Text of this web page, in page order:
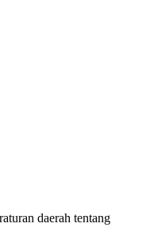
daerah tentang